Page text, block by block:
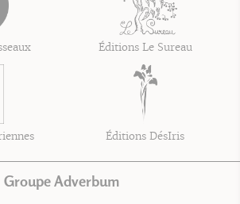
Éditions Le Sureau
Éditions DésIris
Groupe Adverbum